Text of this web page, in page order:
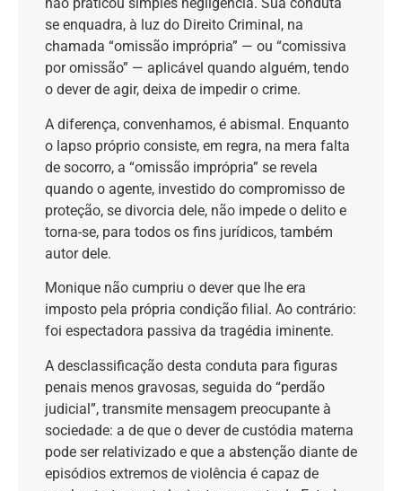
não praticou simples negligência. Sua conduta
se enquadra, à luz do Direito Criminal, na
chamada “omissão imprópria” — ou “comissiva
por omissão” — aplicável quando alguém, tendo
o dever de agir, deixa de impedir o crime.
A diferença, convenhamos, é abismal. Enquanto
o lapso próprio consiste, em regra, na mera falta
de socorro, a “omissão imprópria” se revela
quando o agente, investido do compromisso de
proteção, se divorcia dele, não impede o delito e
torna-se, para todos os fins jurídicos, também
autor dele.
Monique não cumpriu o dever que lhe era
imposto pela própria condição filial. Ao contrário:
foi espectadora passiva da tragédia iminente.
A desclassificação desta conduta para figuras
penais menos gravosas, seguida do “perdão
judicial”, transmite mensagem preocupante à
sociedade: a de que o dever de custódia materna
pode ser relativizado e que a abstenção diante de
episódios extremos de violência é capaz de